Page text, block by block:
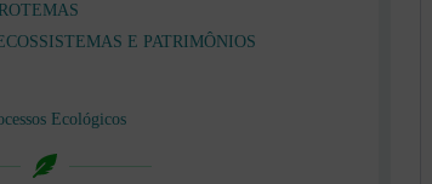
E PATRIMÔNIOS
Ecológicos